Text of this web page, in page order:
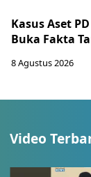
Kasus Aset
Buka Fakta
8 Agustus 2026
Video